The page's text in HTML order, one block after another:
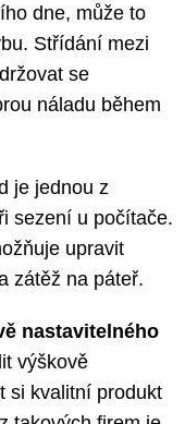
dne, může to
Střídání mezi
se
náladu během
je jednou z
sezení u počítače.
upravit
zátěž na páteř.
nastavitelného
výškově
si kvalitní produkt